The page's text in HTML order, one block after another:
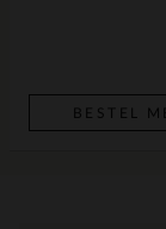
BESTEL